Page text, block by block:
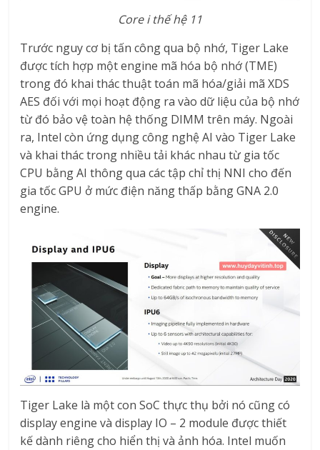
Core i thế hệ 11
Trước nguy cơ bị tấn công qua bộ nhớ, Tiger Lake
được tích hợp một engine mã hóa bộ nhớ (TME)
trong đó khai thác thuật toán mã hóa/giải mã XDS
AES đối với mọi hoạt động ra vào dữ liệu của bộ nhớ
từ đó bảo vệ toàn hệ thống DIMM trên máy. Ngoài
ra, Intel còn ứng dụng công nghệ AI vào Tiger Lake
và khai thác trong nhiều tải khác nhau từ gia tốc
CPU bằng AI thông qua các tập chỉ thị NNI cho đến
gia tốc GPU ở mức điện năng thấp bằng GNA 2.0
engine.
Tiger Lake là một con SoC thực thụ bởi nó cũng có
display engine và display IO – 2 module được thiết
kế dành riêng cho hiển thị và ảnh hóa. Intel muốn